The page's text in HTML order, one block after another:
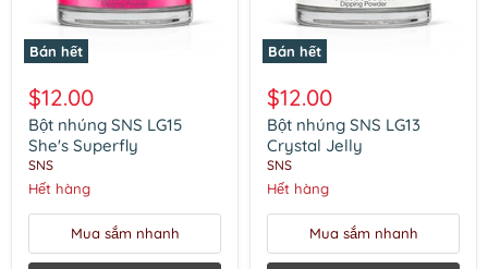
Bán hết
nhúng
SNS
LG15
She's
Superfly
$12.00
Bột nhúng SNS LG15
She's Superfly
SNS
Hết hàng
Mua sắm nhanh
Bán hết
nhúng
SNS
LG13
Crystal
Jelly
$12.00
Bột nhúng SNS LG13
Crystal Jelly
SNS
Hết hàng
Mua sắm nhanh